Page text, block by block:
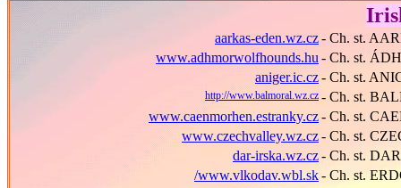
aarkas-eden.wz.cz- Ch. st.
www.adhmorwolfhounds.hu - Ch. st.
aniger.ic.cz- Ch. st.
http://www.balmoral.wz.cz - Ch. st.
www.caenmorhen.estranky.cz- Ch. st.
www.czechvalley.wz.cz- Ch. st.
dar-irska.wz.cz- Ch. st.
/www.vlkodav.wbl.sk- Ch. st.